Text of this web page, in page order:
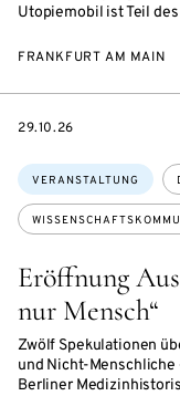
Utopiemobil ist Teil
FRANKFURT AM MAIN
Eröffnung
nur Mensch“
Zwölf Spekulationen
und Nicht-Menschliche
Berliner
Themen:
VERANSTALTUNG
EVENTBEGINSON
29.10.26